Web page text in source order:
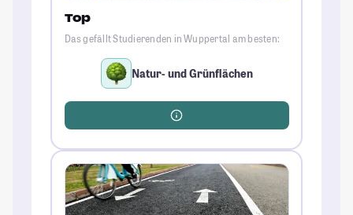
Top
Das gefällt Studierenden in Wuppertal am besten:
Natur- und Grünflächen